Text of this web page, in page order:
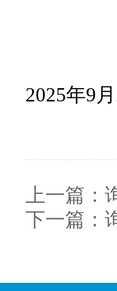
2025年9
上一篇：
下一篇：